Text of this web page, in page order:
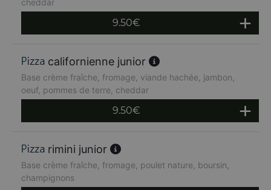
cheddar
9.50€
californienne junior
Base crème fraîche, fromage, viande hachée, jambon,
oeuf, pommes de terre, cheddar
9.50€
rimini junior
Base crème fraîche, fromage, poulet nature, boursin,
champignons